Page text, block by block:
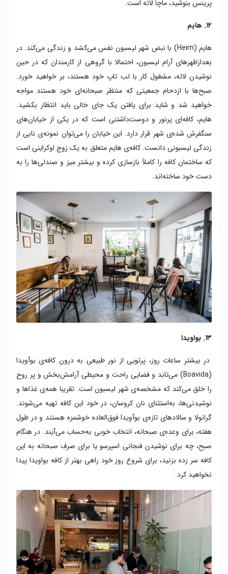
پرینس بنوشید،‌ ماچا لاته است.
۱۲. هایم
هایم (Heim) با نبض شهر لیسبون نفس می‌کشد و زندگی می‌کند. در
بعدازظهرهای آرام لیسبون، احتمالا با گروهی از کارمندان که در حین
نوشیدن لاته، مشغول کار با لب تاپ خود هستند، بر خواهید خورد.
صبح‌ها با ازدحام جمعیتی که منتظر صبحانه‌ای خود هستند مواجه
خواهید شد و شاید برای یافتن یک جای خالی باید انتظار بکشید.
هایم، کافه‌ای پرنور و دوست‌داشتنی است که در یکی از خیابان‌های
سنگفرش شده‌ی شهر قرار دارد. این خیابان را می‌توان نمونه‌ی نابی از
زندگی لیسبونی دانست. کافه‌ی هایم متعلق به یک زوج اوکراینی است
که ساختمان کافه را کاملاً بازسازی کرده‌ و بیشتر میز و صندلی‌ها را به
دست خود ساخته‌اند.
۱۳. بواویدا
در بیشتر ساعات روز، پرتویی از نور طبیعی به درون کافه‌ی بوآویدا
(Boavida) می‌تابد و فضایی راحت و محیطی آرامش‌بخش و پر روح
را خلق می‌کند که مشخصه‌ی شهر لیسبون است. تقریبا همه‌ی غذاها و
نوشیدنی‌ها، به‌استثنای نان کروسان، در خود این کافه تهیه می‌شوند.
گرانولا و سالادهای تازه‌ی بوآویدا فوق‌العاده خوشمزه هستند و در طول
هفته، برای وعده‌ی صبحانه، انتخاب خوبی به‌حساب می‌آیند. در هنگام
صبح، چه برای نوشیدن فنجانی اسپرسو یا برای صرف صبحانه به این
کافه سر زده بزنید، برای شروع روز خود راهی بهتر از کافه بواویدا پیدا
نخواهید کرد.